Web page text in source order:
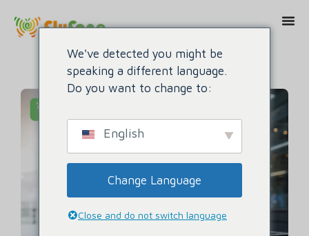
We've detected you might be
speaking a different language.
Do you want to change to:
English
Change Language
Close and do not switch language